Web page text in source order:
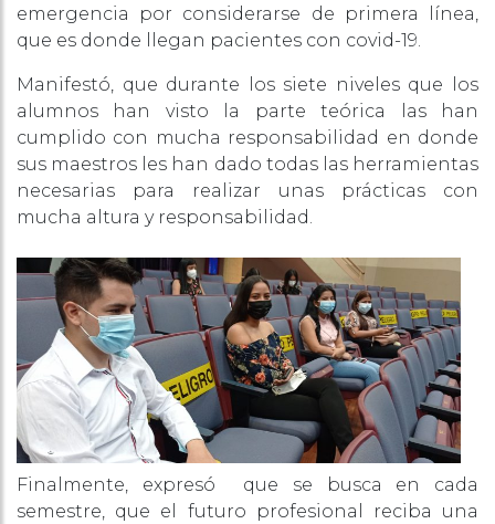
emergencia por considerarse de primera línea,
que es donde llegan pacientes con covid-19.
Manifestó, que durante los siete niveles que los
alumnos han visto la parte teórica las han
cumplido con mucha responsabilidad en donde
sus maestros les han dado todas las herramientas
necesarias para realizar unas prácticas con
mucha altura y responsabilidad.
Finalmente, expresó que se busca en cada
semestre, que el futuro profesional reciba una